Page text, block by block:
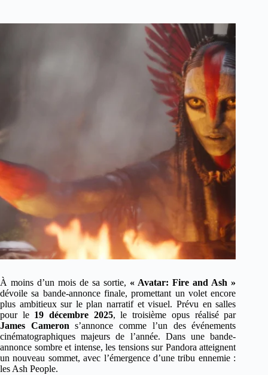
À moins d’un mois de sa sortie, « Avatar: Fire and Ash »
dévoile sa bande-annonce finale, promettant un volet encore
plus ambitieux sur le plan narratif et visuel. Prévu en salles
pour le 19 décembre 2025, le troisième opus réalisé par
James Cameron s’annonce comme l’un des événements
cinématographiques majeurs de l’année. Dans une bande-
annonce sombre et intense, les tensions sur Pandora atteignent
un nouveau sommet, avec l’émergence d’une tribu ennemie :
les Ash People.